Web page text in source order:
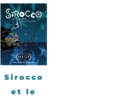
Sirocco
et le